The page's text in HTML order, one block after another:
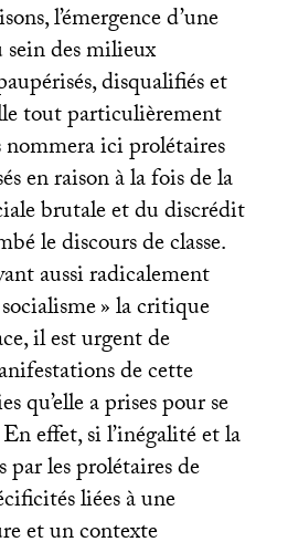
l’émergence d’une
des milieux
disqualifiés et
tout particulièrement
ici prolétaires
en raison à la fois de la
brutale et du discrédit
le discours de classe.
aussi radicalement
socialisme» la critique
il est urgent de
de cette
qu’elle a prises pour se
effet, si l’inégalité et la
les prolétaires de
liées à une